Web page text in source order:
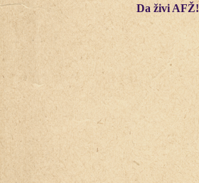
Da živi AFŽ!